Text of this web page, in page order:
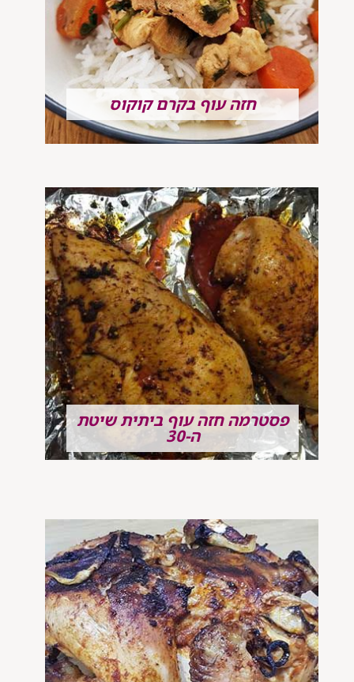
חזה עוף בקרם קוקוס
פסטרמה חזה עוף ביתית שיטת
ה-30